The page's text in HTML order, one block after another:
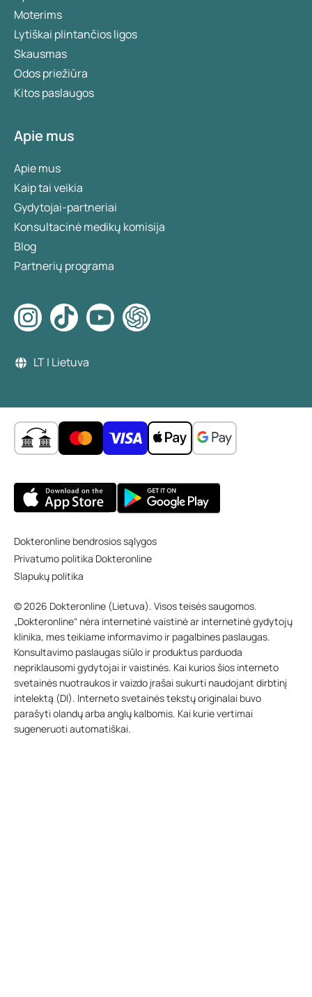
Moterims
Lytiškai plintančios ligos
Skausmas
Odos priežiūra
Kitos paslaugos
Apie mus
Apie mus
Kaip tai veikia
Gydytojai-partneriai
Konsultacinė medikų komisija
Blog
Partnerių programa
LT | Lietuva
Dokteronline bendrosios sąlygos
Privatumo politika Dokteronline
Slapukų politika
© 2026 Dokteronline (Lietuva). Visos teisės saugomos.
„Dokteronline“ nėra internetinė vaistinė ar internetinė gydytojų
klinika, mes teikiame informavimo ir pagalbines paslaugas.
Konsultavimo paslaugas siūlo ir produktus parduoda
nepriklausomi gydytojai ir vaistinės. Kai kurios šios interneto
svetainės nuotraukos ir vaizdo įrašai sukurti naudojant dirbtinį
intelektą (DI). Interneto svetainės tekstų originalai buvo
parašyti olandų arba anglų kalbomis. Kai kurie vertimai
sugeneruoti automatiškai.